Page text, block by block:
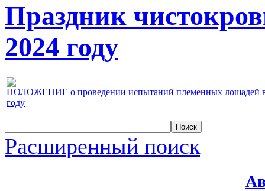
Праздник
2024 году
ПОЛОЖЕНИЕ о проведении испытаний племенных лошадей
году
Расширенный поиск